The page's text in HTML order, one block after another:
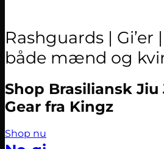
Rashguards | Gi’er
både mænd og
Shop Brasiliansk Jiu
Gear fra Kingz
Shop nu